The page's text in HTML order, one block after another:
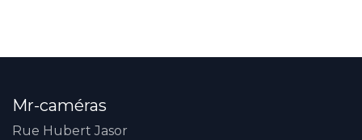
Mr-caméras
Rue Hubert Jasor